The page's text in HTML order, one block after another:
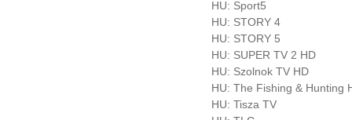
HU: Sport5
HU: STORY 4
HU: STORY 5
HU: SUPER TV 2 HD
HU: Szolnok TV HD
HU: The Fishing & Hunting
HU: Tisza TV